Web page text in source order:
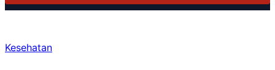
Kesehatan